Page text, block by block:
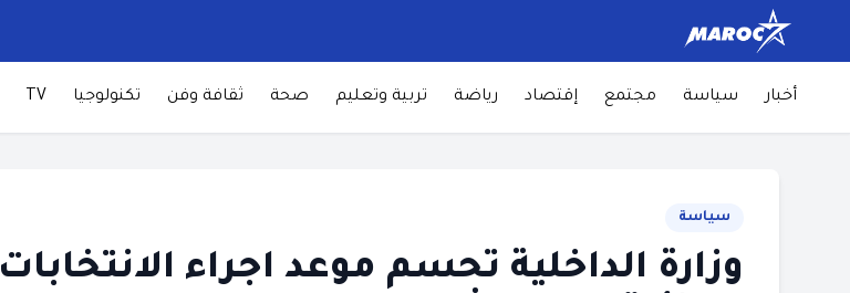
أخبار سياسة مجتمع إقتصاد رياضة تربية وتعليم صحة ثقافة وفن تكنولوجيا TV
سياسة
وزارة الداخلية تحسم موعد اجراء الانتخابات